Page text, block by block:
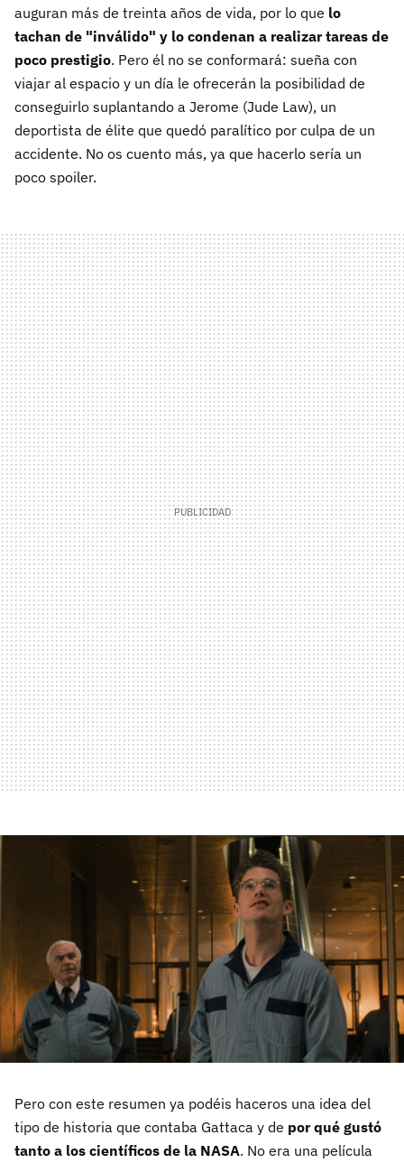
auguran más de treinta años de vida, por lo que lo
tachan de "inválido" y lo condenan a realizar tareas de
poco prestigio. Pero él no se conformará: sueña con
viajar al espacio y un día le ofrecerán la posibilidad de
conseguirlo suplantando a Jerome (Jude Law), un
deportista de élite que quedó paralítico por culpa de un
accidente. No os cuento más, ya que hacerlo sería un
poco spoiler.
Pero con este resumen ya podéis haceros una idea del
tipo de historia que contaba Gattaca y de por qué gustó
tanto a los científicos de la NASA. No era una película